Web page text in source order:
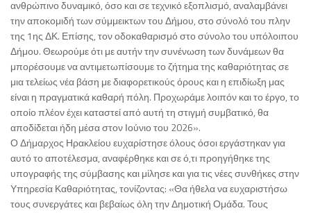
ανθρώπινο δυναμικό, όσο και σε τεχνικό εξοπλισμό, αναλαμβάνει
την αποκομιδή των σύμμεικτων του Δήμου, στο σύνολό του πλην
της 1ης ΔΚ. Επίσης, τον οδοκαθαρισμό στο σύνολο του υπόλοιπου
Δήμου. Θεωρούμε ότι με αυτήν την συνένωση των δυνάμεων θα
μπορέσουμε να αντιμετωπίσουμε το ζήτημα της καθαριότητας σε
μια τελείως νέα βάση με διαφορετικούς όρους και η επιδίωξη μας
είναι η πραγματικά καθαρή πόλη. Προχωράμε λοιπόν και το έργο, το
οποίο πλέον έχει καταστεί από αυτή τη στιγμή συμβατικό, θα
αποδίδεται ήδη μέσα στον Ιούνιο του 2026».
Ο Δήμαρχος Ηρακλείου ευχαρίστησε όλους όσοι εργάστηκαν για
αυτό το αποτέλεσμα, αναφέρθηκε και σε ό,τι προηγήθηκε της
υπογραφής της σύμβασης και μίλησε και για τις νέες συνθήκες στην
Υπηρεσία Καθαριότητας, τονίζοντας: «Θα ήθελα να ευχαριστήσω
τους συνεργάτες και βεβαίως όλη την Δημοτική Ομάδα. Τους